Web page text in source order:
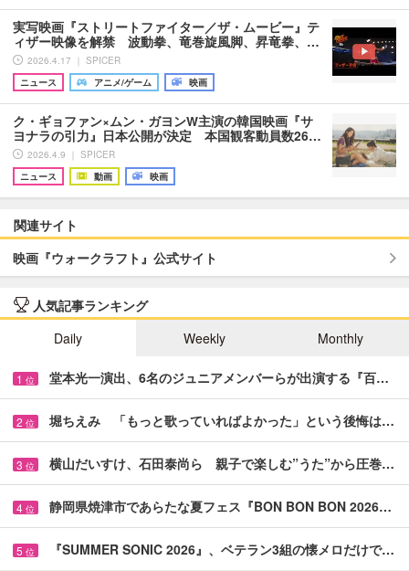
実写映画『ストリートファイター／ザ・ムービー』テ
ィザー映像を解禁 波動拳、竜巻旋風脚、昇竜拳、…
2026.4.17 ｜ SPICER
ニュース
アニメ/ゲーム 映画
ク・ギョファン×ムン・ガヨンW主演の韓国映画『サ
ヨナラの引力』日本公開が決定 本国観客動員数26…
2026.4.9 ｜ SPICER
ニュース
動画 映画
関連サイト
映画『ウォークラフト』公式サイト
人気記事ランキング
Daily
Weekly Monthly
1 位 堂本光一演出、6名のジュニアメンバーらが出演する『百…
2 位 堀ちえみ 「もっと歌っていればよかった」という後悔は…
3 位 横山だいすけ、石田泰尚ら 親子で楽しむ”うた”から圧巻…
4 位 静岡県焼津市であらたな夏フェス『BON BON BON 2026…
5 位 『SUMMER SONIC 2026』、ベテラン3組の懐メロだけで…